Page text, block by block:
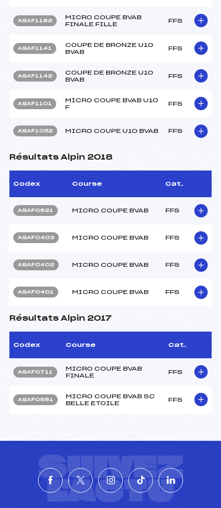
ASAF1182
MICRO COUPE BVAB
FINALE FILLE
FFS
ASAF1141
COUPE DE BRONZE U10
BVAB
FFS
ASAF1142
COUPE DE BRONZE U10
BVAB
FFS
ASAF1101
MICRO COUPE BVAB U10
F
FFS
ASAF1052 MICRO COUPE U10 BVAB FFS
Résultats Alpin 2018
Codex Course Cat.
ASAF0621 MICRO COUPE BVAB FFS
ASAF0403 MICRO COUPE BVAB FFS
ASAF0402 MICRO COUPE BVAB FFS
ASAF0401 MICRO COUPE BVAB FFS
Résultats Alpin 2017
Codex Course Cat.
ASAF0711
MICRO COUPE BVAB
FINALE
FFS
ASAF0561
MICRO COUPE BVAB SC
BELLE ETOILE
FFS
SUIVEZ
L'ACTU